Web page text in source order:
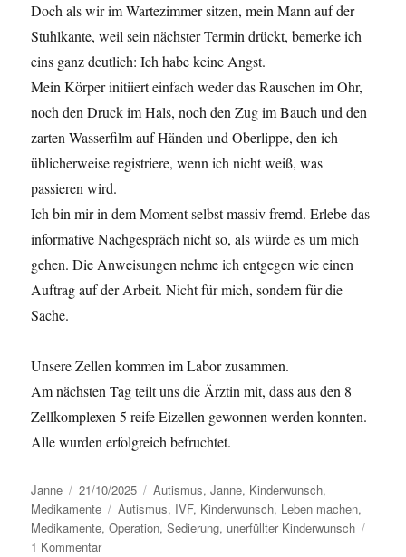
Doch als wir im Wartezimmer sitzen, mein Mann auf der
Stuhlkante, weil sein nächster Termin drückt, bemerke ich
eins ganz deutlich: Ich habe keine Angst.
Mein Körper initiiert einfach weder das Rauschen im Ohr,
noch den Druck im Hals, noch den Zug im Bauch und den
zarten Wasserfilm auf Händen und Oberlippe, den ich
üblicherweise registriere, wenn ich nicht weiß, was
passieren wird.
Ich bin mir in dem Moment selbst massiv fremd. Erlebe das
informative Nachgespräch nicht so, als würde es um mich
gehen. Die Anweisungen nehme ich entgegen wie einen
Auftrag auf der Arbeit. Nicht für mich, sondern für die
Sache.
Unsere Zellen kommen im Labor zusammen.
Am nächsten Tag teilt uns die Ärztin mit, dass aus den 8
Zellkomplexen 5 reife Eizellen gewonnen werden konnten.
Alle wurden erfolgreich befruchtet.
Autor
Janne
Veröffentlicht
am
21/10/2025 Kategorien
Autismus,Janne, Kinderwunsch,
Medikamente
Schlagwörter
Autismus, IVF, Kinderwunsch, Leben machen,
Medikamente,Operation,Sedierung, unerfüllter Kinderwunsch
1 Kommentarzu